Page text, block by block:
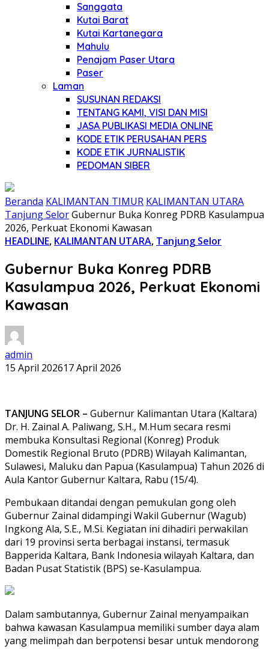
Sanggata
Kutai Barat
Kutai Kartanegara
Mahulu
Penajam Paser Utara
Paser
Laman
SUSUNAN REDAKSI
TENTANG KAMI, VISI DAN MISI
JASA PUBLIKASI MEDIA ONLINE
KODE ETIK PERUSAHAN PERS
KODE ETIK JURNALISTIK
PEDOMAN SIBER
Beranda KALIMANTAN TIMUR KALIMANTAN UTARA
Tanjung SelorGubernur Buka Konreg PDRB Kasulampua
2026, Perkuat Ekonomi Kawasan
HEADLINE, KALIMANTAN UTARA, Tanjung Selor
Gubernur Buka Konreg PDRB
Kasulampua 2026, Perkuat Ekonomi
Kawasan
admin
15 April 202617 April 2026
TANJUNG SELOR – Gubernur Kalimantan Utara (Kaltara)
Dr. H. Zainal A. Paliwang, S.H., M.Hum secara resmi
membuka Konsultasi Regional (Konreg) Produk
Domestik Regional Bruto (PDRB) Wilayah Kalimantan,
Sulawesi, Maluku dan Papua (Kasulampua) Tahun 2026 di
Aula Kantor Gubernur Kaltara, Rabu (15/4).
Pembukaan ditandai dengan pemukulan gong oleh
Gubernur Zainal didampingi Wakil Gubernur (Wagub)
Ingkong Ala, S.E., M.Si. Kegiatan ini dihadiri perwakilan
dari 19 provinsi serta berbagai instansi, termasuk
Bapperida Kaltara, Bank Indonesia wilayah Kaltara, dan
Badan Pusat Statistik (BPS) se-Kasulampua.
Dalam sambutannya, Gubernur Zainal menyampaikan
bahwa kawasan Kasulampua memiliki sumber daya alam
yang melimpah dan berpotensi besar untuk mendorong